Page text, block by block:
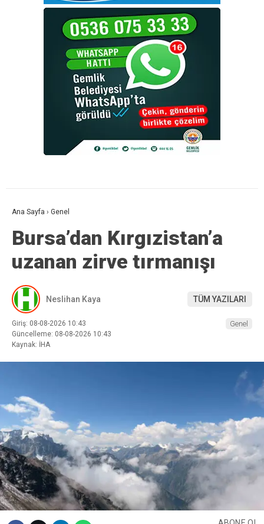
Ana Sayfa › Genel
Bursa’dan Kırgızistan’a
uzanan zirve tırmanışı
Neslihan Kaya TÜM YAZILARI
Giriş: 08-08-2026 10:43
Güncelleme: 08-08-2026 10:43
Kaynak: İHA
Genel